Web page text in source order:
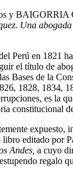
y BAIGORRIA
Una abogada
Perú en 1821
el título de
Bases de la
1828, 1834,
es la
constitucional
expuesto,
editado por
Andes, a cuyo
regalo